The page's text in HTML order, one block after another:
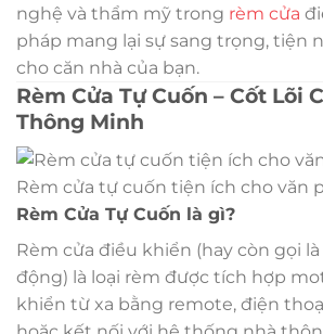
nghệ và thẩm mỹ trong rèm cửa
pháp mang lại sự sang trọng, tiện
cho căn nhà của bạn.
Rèm Cửa Tự Cuốn – Cốt Lõi
Thông Minh
Rèm cửa tự cuốn tiện ích cho văn
Rèm Cửa Tự Cuốn là gì?
Rèm cửa điều khiển (hay còn gọi
động) là loại rèm được tích hợp
khiển từ xa bằng remote, điện